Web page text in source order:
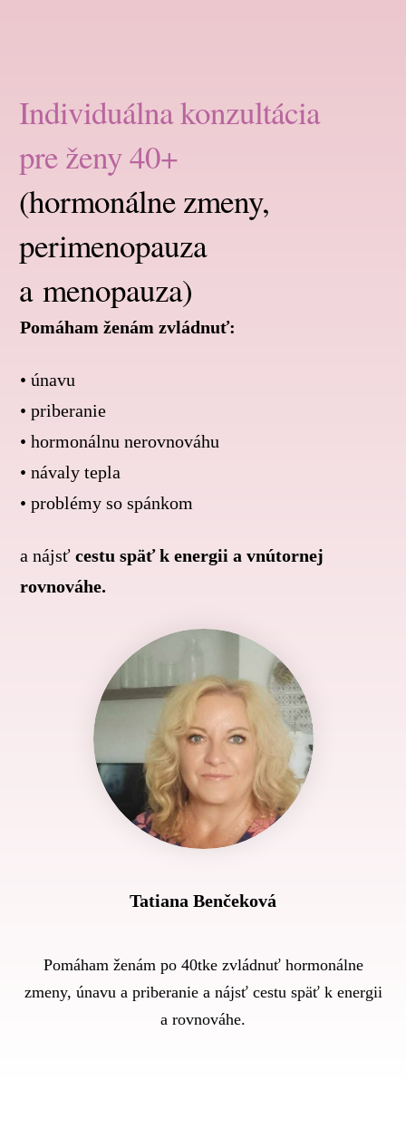
Individuálna konzultácia
pre ženy 40+
(hormonálne zmeny,
perimenopauza
a menopauza)
Pomáham ženám zvládnuť:
• únavu
• priberanie
• hormonálnu nerovnováhu
• návaly tepla
• problémy so spánkom
a nájsťcestu späť k energii a vnútornej
rovnováhe.
Tatiana Benčeková
Pomáham ženám po 40tke zvládnuť hormonálne
zmeny, únavu a priberanie a nájsť cestu späť k energii
a rovnováhe.